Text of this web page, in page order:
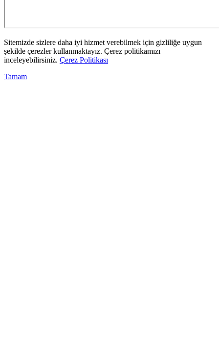
Sitemizde sizlere daha iyi hizmet verebilmek için gizliliğe uygun
şekilde çerezler kullanmaktayız. Çerez politikamızı
inceleyebilirsiniz. Çerez Politikası
Tamam